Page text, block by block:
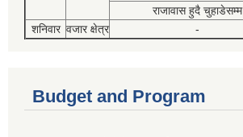
राजावास हुदै चुहाडेसम्म
शनिवार वजार क्षेत्र -
Budget and Program